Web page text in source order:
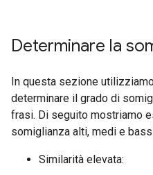
Determinare la
In questa sezione
determinare il grado di
frasi. Di seguito mostriamo
somiglianza alti, medi e
Similarità elevata: